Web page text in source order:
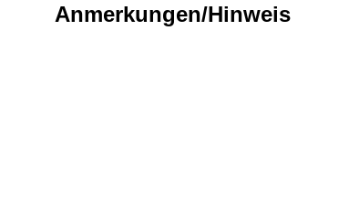
Anmer­kun­gen/Hin­weis